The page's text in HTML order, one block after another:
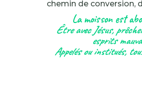
chemin de conversion,
La moisson est
Être avec Jésus,
esprits
Appelés ou institués,